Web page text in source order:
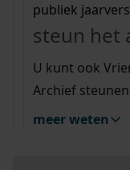
Wij helpen u op
bekijk alle
publiek
steun het
U kunt ook
Archief
meer weten
Mijn Studiezaal